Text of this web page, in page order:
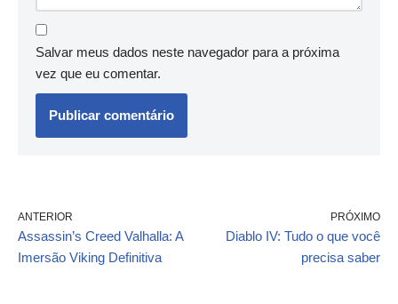
Salvar meus dados neste navegador para a próxima
vez que eu comentar.
ANTERIOR
Assassin’s Creed Valhalla: A
Imersão Viking Definitiva
PRÓXIMO
Diablo IV: Tudo o que você
precisa saber